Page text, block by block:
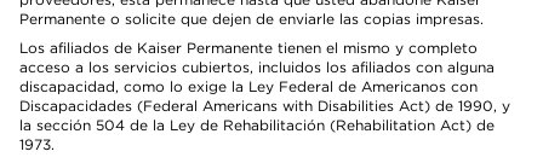
Permanente o solicite que dejen de enviarle las copias impresas.
Los afiliados de Kaiser Permanente tienen el mismo y completo
acceso a los servicios cubiertos, incluidos los afiliados con alguna
discapacidad, como lo exige la Ley Federal de Americanos con
Discapacidades (Federal Americans with Disabilities Act) de 1990, y
la sección 504 de la Ley de Rehabilitación (Rehabilitation Act) de
1973.